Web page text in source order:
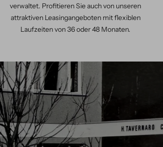
verwaltet. Profitieren Sie auch von unseren
attraktiven Leasingangeboten mit flexiblen
Laufzeiten von 36 oder 48 Monaten.